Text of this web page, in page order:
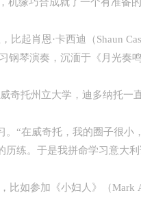
起肖恩·卡西迪（Shaun
钢琴演奏，沉湎于《月光奏
托州立大学，迪多纳托一直
在威奇托，我的圈子很小
历练。于是我拼命学习意大
如参加《小妇人》（Mark